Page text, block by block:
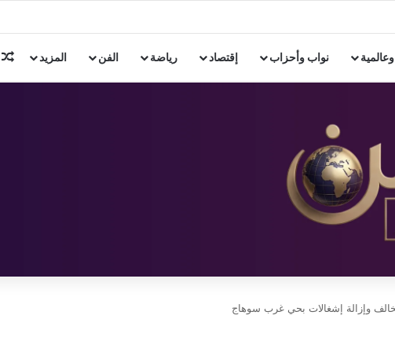
الإسرائيلية في غزة
نواب وأحزاب إقتصاد رياضة الفن المزيد
وإزالة إشغالات بحي غرب سوهاج